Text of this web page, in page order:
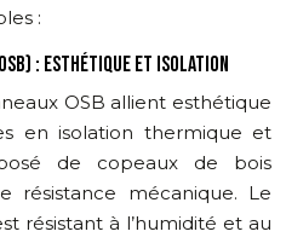
:
: ESTHÉTIQUE ET ISOLATION
OSB allient esthétique
en isolation thermique et
de copeaux de bois
résistance mécanique. Le
résistant à l’humidité et au